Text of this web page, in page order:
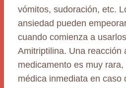
vómitos, sudoración, etc.
ansiedad pueden
cuando comienza a
Amitriptilina. Una reacción
medicamento es muy
médica inmediata en caso